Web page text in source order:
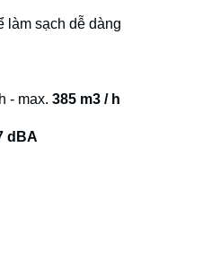
làm sạch dễ dàng
- max. 385 m3 / h
dBA